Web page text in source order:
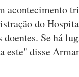
acontecimento
do
doentes. Se há
este" disse